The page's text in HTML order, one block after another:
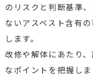
のリスクと判断基準
ないアスベスト含有
します。
改修や解体にあたり
なポイントを把握しま